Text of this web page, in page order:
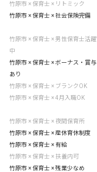
竹原市 × 保育士 × リトミック
竹原市 × 保育士 × 社会保険完備
竹原市 × 保育士 × 男性保育士活躍
中
竹原市 × 保育士 × ボーナス・賞与
あり
竹原市 × 保育士 × ブランクOK
竹原市 × 保育士 × 4月入職OK
竹原市 × 保育士 × 夜間保育所
竹原市 × 保育士 × 産休育休制度
竹原市 × 保育士 × 有給
竹原市 × 保育士 × 扶養内可
竹原市 × 保育士 × 残業少なめ